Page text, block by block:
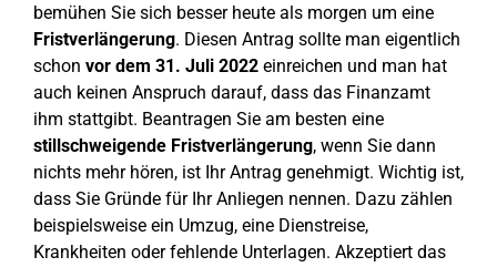
bemühen Sie sich besser heute als morgen um eine
Fristverlängerung. Diesen Antrag sollte man eigentlich
schon vor dem 31. Juli 2022 einreichen und man hat
auch keinen Anspruch darauf, dass das Finanzamt
ihm stattgibt. Beantragen Sie am besten eine
stillschweigende Fristverlängerung, wenn Sie dann
nichts mehr hören, ist Ihr Antrag genehmigt. Wichtig ist,
dass Sie Gründe für Ihr Anliegen nennen. Dazu zählen
beispielsweise ein Umzug, eine Dienstreise,
Krankheiten oder fehlende Unterlagen. Akzeptiert das